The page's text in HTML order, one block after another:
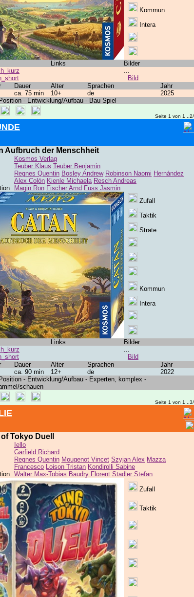
Kommun
Intera
Links
Bilder
...
Bild
Dauer Alter Sprachen
Jahr
ca. 75 min 10+ de
2025
- Entwicklung/Aufbau - Bau Spiel
Seite 1 von 1
Aufbruch der Menschheit
Kosmos Verlag
Teuber Klaus Teuber Benjamin
Regnes Quentin Bosley Andrew Robinson Naomi Hernández
Alex Colón Kienle Michaela Resch Andreas
Magin Ron Fischer Arnd Fuss Jasmin
Zufall
Taktik
Strate
Kommun
Intera
Links
Bilder
...
Bild
Dauer Alter Sprachen
Jahr
ca. 90 min 12+ de
2022
- Entwicklung/Aufbau - Experten, komplex -
schauen
Seite 1 von 1
Tokyo Duell
Iello
Garfield Richard
Regnes Quentin Mougenot Vincet Szyjan Alex Mazza
Francesco Loison Tristan Kondirolli Sabine
Walter Max-Tobias Baudry Florent Stadler Stefan
Zufall
Taktik